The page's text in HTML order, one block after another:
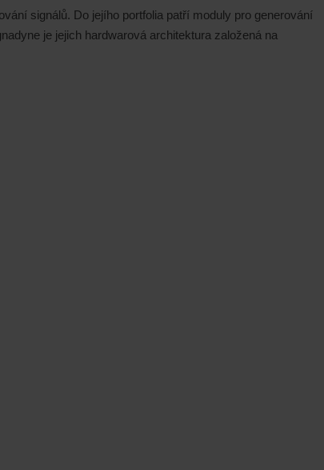
signálů. Do jejího portfolia patří moduly pro generování
je jejich hardwarová architektura založená na